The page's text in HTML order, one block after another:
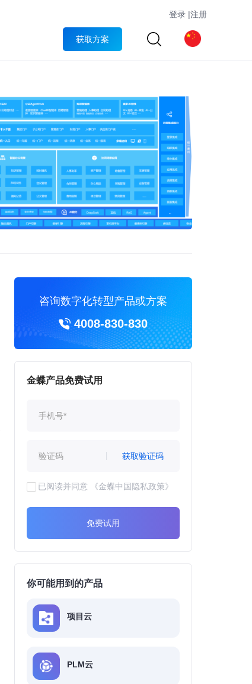
登录 |注册
获取方案
咨询数字化转型产品或方案
4008-830-830
金蝶产品免费试用
获取验证码
已阅读并同意 《金蝶中国隐私政策》
免费试用
你可能用到的产品
项目云
PLM云